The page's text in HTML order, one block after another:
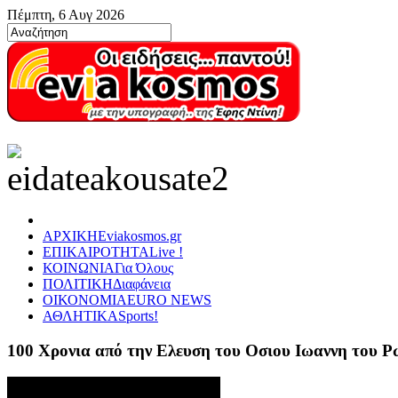
Πέμπτη, 6 Αυγ 2026
ΑΡΧΙΚΗEviakosmos.gr
ΕΠΙΚΑΙΡΟΤΗΤΑLive !
ΚΟΙΝΩΝΙΑΓια Όλους
ΠΟΛΙΤΙΚΗΔιαφάνεια
ΟΙΚΟΝΟΜΙΑEURO NEWS
ΑΘΛΗΤΙΚΑSports!
100 Χρονια από την Ελευση του Οσιου Ιωαννη του